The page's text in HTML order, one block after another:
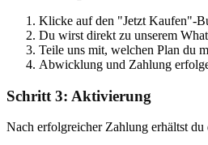
Klicke auf den "Jetzt Kaufen"-
Du wirst direkt zu unserem
Teile uns mit, welchen Plan du
Abwicklung und Zahlung
Schritt 3: Aktivierung
Nach erfolgreicher Zahlung erhältst